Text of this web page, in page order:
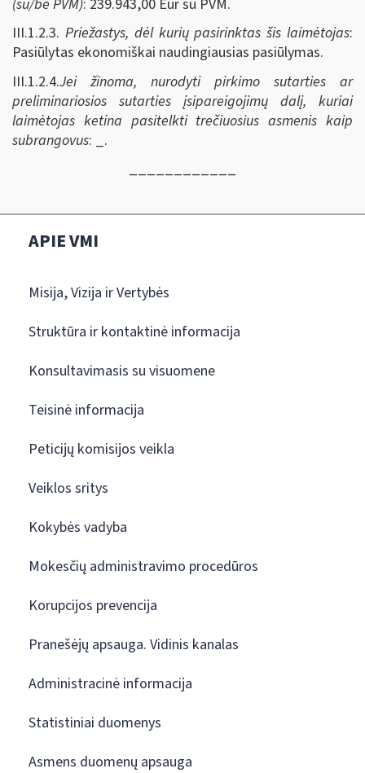
(su/be PVM): 239.943,00 Eur su PVM.
III.1.2.3. Priežastys, dėl kurių pasirinktas šis laimėtojas:
Pasiūlytas ekonomiškai naudingiausias pasiūlymas.
III.1.2.4.Jei žinoma, nurodyti pirkimo sutarties ar
preliminariosios sutarties įsipareigojimų dalį, kuriai
laimėtojas ketina pasitelkti trečiuosius asmenis kaip
subrangovus: _.
____________
APIE VMI
Misija, Vizija ir Vertybės
Struktūra ir kontaktinė informacija
Konsultavimasis su visuomene
Teisinė informacija
Peticijų komisijos veikla
Veiklos sritys
Kokybės vadyba
Mokesčių administravimo procedūros
Korupcijos prevencija
Pranešėjų apsauga. Vidinis kanalas
Administracinė informacija
Statistiniai duomenys
Asmens duomenų apsauga